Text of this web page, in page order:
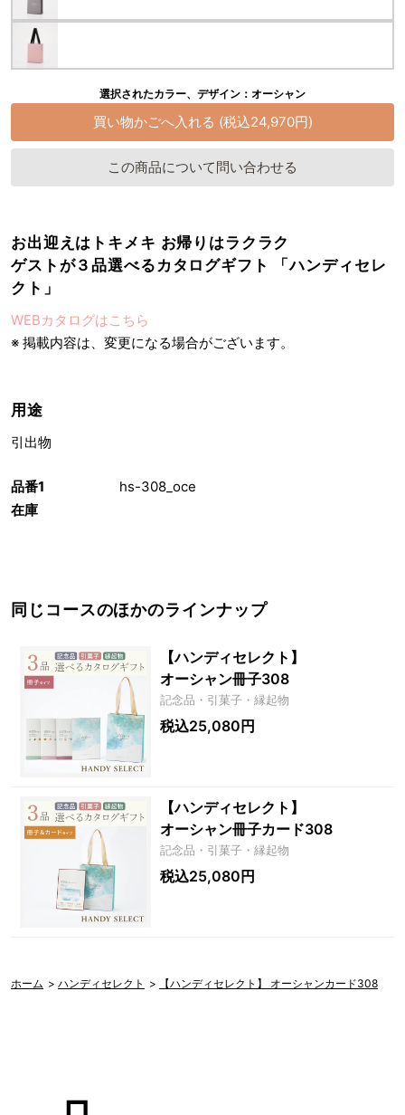
品番1
hs-308_oce
在庫
選択されたカラー、デザイン：オーシャン
この商品について問い合わせる
お出迎えはトキメキ お帰りはラクラク
ゲストが３品選べるカタログギフト 「ハンディセレ
クト」
WEBカタログはこちら
※ 掲載内容は、変更になる場合がございます。
用途
引出物
同じコースのほかのラインナップ
【ハンディセレクト】
オーシャン冊子308
記念品・引菓子・縁起物
税込25,080円
【ハンディセレクト】
オーシャン冊子カード308
記念品・引菓子・縁起物
税込25,080円
ホーム > ハンディセレクト > 【ハンディセレクト】 オーシャンカード308